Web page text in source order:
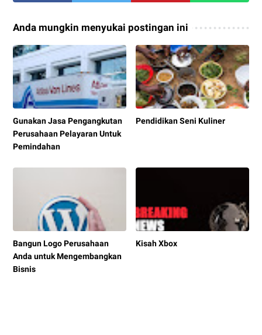
Anda mungkin menyukai postingan ini
Gunakan Jasa Pengangkutan
Perusahaan Pelayaran Untuk
Pemindahan
Pendidikan Seni Kuliner
Bangun Logo Perusahaan
Anda untuk Mengembangkan
Bisnis
Kisah Xbox